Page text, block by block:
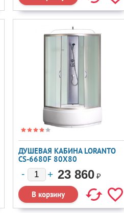
ДУШЕВАЯ КАБИНА LORANTO
CS-6680F 80X80
23 860 ₽